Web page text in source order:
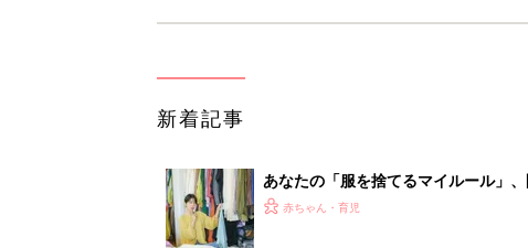
新着記事
あなたの「服を捨てるマイルール」
スタイリストが喝！
赤ちゃん・育児